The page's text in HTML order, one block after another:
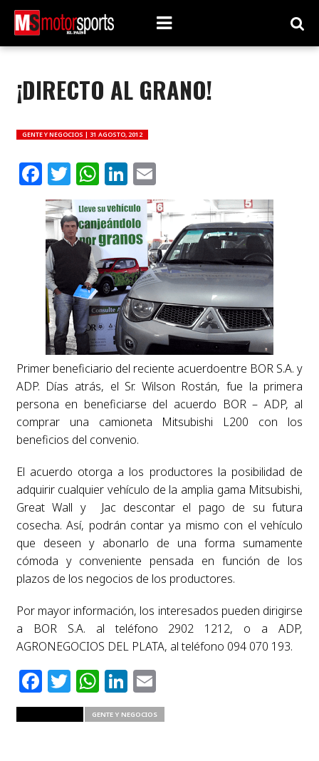
¡DIRECTO AL GRANO!
GENTE Y NEGOCIOS | 31 AGOSTO, 2012
Facebook
Twitter
WhatsApp
LinkedIn
Email
Primer beneficiario del reciente acuerdoentre BOR S.A. y
ADP. Días atrás, el Sr. Wilson Rostán, fue la primera
persona en beneficiarse del acuerdo BOR – ADP, al
comprar una camioneta Mitsubishi L200 con los
beneficios del convenio.
El acuerdo otorga a los productores la posibilidad de
adquirir cualquier vehículo de la amplia gama Mitsubishi,
Great Wall y Jac descontar el pago de su futura
cosecha. Así, podrán contar ya mismo con el vehículo
que deseen y abonarlo de una forma sumamente
cómoda y conveniente pensada en función de los
plazos de los negocios de los productores.
Por mayor información, los interesados pueden dirigirse
a BOR S.A. al teléfono 2902 1212, o a ADP,
AGRONEGOCIOS DEL PLATA, al teléfono 094 070 193.
Facebook
Twitter
WhatsApp
LinkedIn
Email
GENTE Y NEGOCIOS